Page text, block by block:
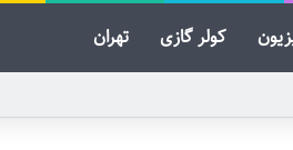
کولر گازی تهران